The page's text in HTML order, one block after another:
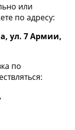
или
по адресу:
ул. 7 Армии,
по